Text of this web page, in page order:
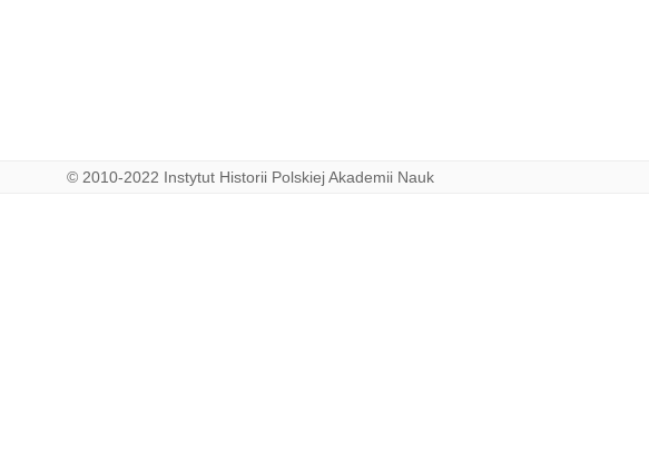
© 2010-2022 Instytut Historii Polskiej Akademii Nauk